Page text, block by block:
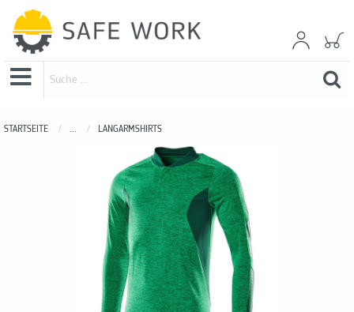
STARTSEITE ... LANGARMSHIRTS